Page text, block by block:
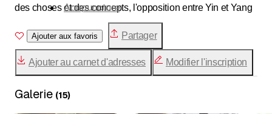
des choses et des concepts, l'opposition entre Yin et Yang
a été élevée au rang de réalité universelle qui constitue et
caractérise toute la réalité. Ainsi, tous les phénomènes ont
été interprétés comme des manifestations de l'opposition
entre ces deux pôles opposés et de leur interaction.
Acupuncture
Ventouses
Ajouter aux favoris Partager
Ajouter au carnet d'adresses Modifier l'inscription
Galerie (15)